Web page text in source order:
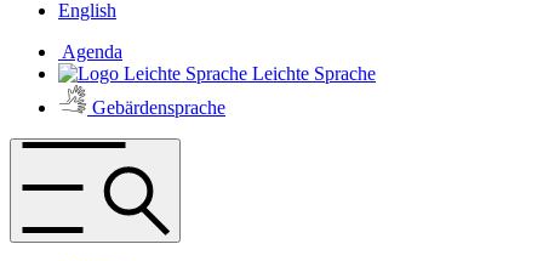
English
Agenda
Leichte Sprache
Gebärdensprache